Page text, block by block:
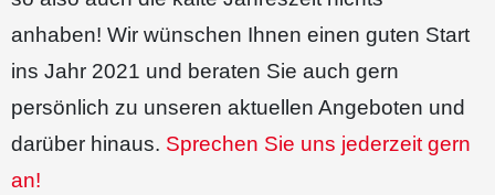
anhaben! Wir wünschen Ihnen einen guten Start
ins Jahr 2021 und beraten Sie auch gern
persönlich zu unseren aktuellen Angeboten und
darüber hinaus. Sprechen Sie uns jederzeit gern
an!